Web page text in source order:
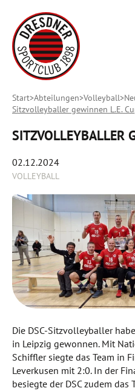
Start Abteilungen Volleyball
Sitzvolleyballer gewinnen L.E.
SITZVOLLEYBALLER
02.12.2024
VOLLEYBALL
Die DSC-Sitzvolleyballer
in Leipzig gewonnen. Mit
Schiffler siegte das Team in
Leverkusen mit 2:0. In der
besiegte der DSC zudem das